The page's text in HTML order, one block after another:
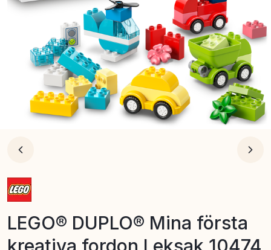
LEGO® DUPLO® Mina första